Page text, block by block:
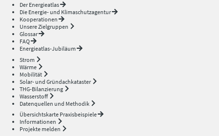
Der Energieatlas
Die Energie- und Klimaschutzagentur
Kooperationen
Unsere Zielgruppen
Glossar
FAQ
Energieatlas-Jubiläum
Strom
Wärme
Mobilität
Solar- und Gründachkataster
THG-Bilanzierung
Wasserstoff
Datenquellen und Methodik
Übersichtskarte Praxisbeispiele
Informationen
Projekte melden